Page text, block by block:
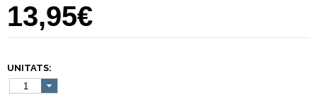
13,95€
UNITATS:
1